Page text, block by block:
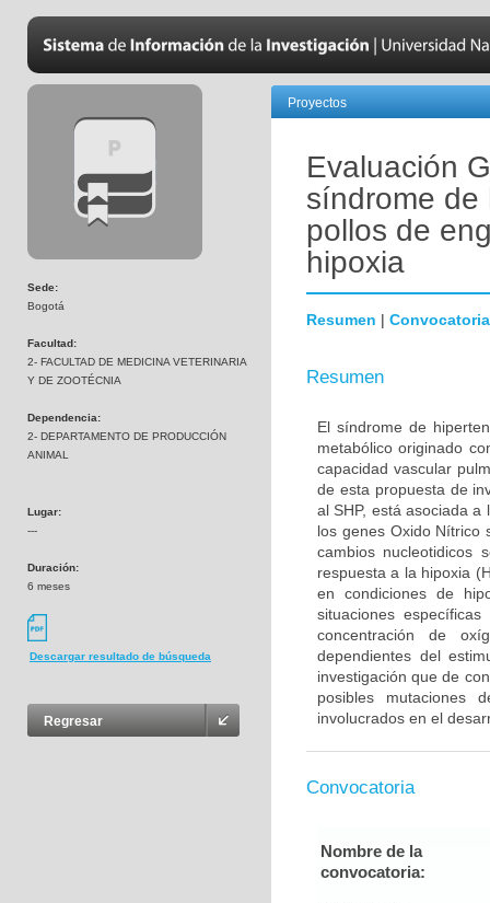
Sede:
Bogotá
Facultad:
2- FACULTAD DE MEDICINA VETERINARIA
Y DE ZOOTÉCNIA
Dependencia:
2- DEPARTAMENTO DE PRODUCCIÓN
ANIMAL
Lugar:
---
Duración:
6 meses
Descargar resultado de búsqueda
Regresar
Proyectos
Evaluación
síndrome de
pollos de
hipoxia
Resumen | Convocatoria
Resumen
El síndrome de
metabólico originado
capacidad vascular
de esta propuesta de
al SHP, está asociada
los genes Oxido Nítrico
cambios nucleotidicos
respuesta a la hipoxia
en condiciones de
situaciones
concentración de
dependientes del
investigación que de
posibles mutaciones
involucrados en el
Convocatoria
Nombre de la
convocatoria: